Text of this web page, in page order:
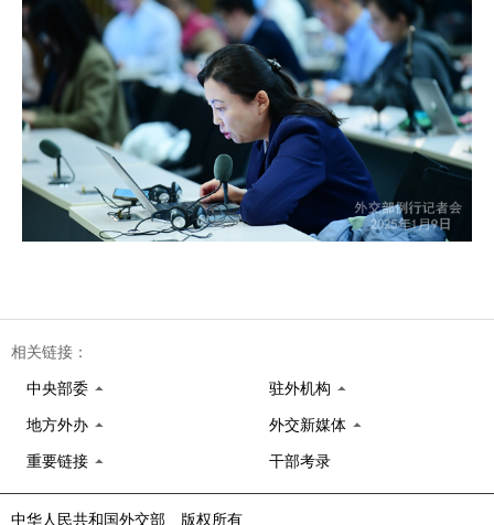
相关链接：
中央部委 驻外机构
地方外办 外交新媒体
重要链接 干部考录
中华人民共和国外交部 版权所有